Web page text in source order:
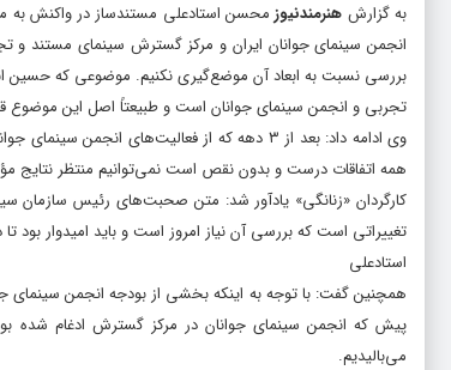
به گزارش هنرمندنیوزمحسن استادعلی مستندساز در واکنش به
انجمن سینمای جوانان ایران و مرکز گسترش سینمای مستند و
بررسی نسبت به ابعاد آن موضع‌گیری نکنیم. موضوعی که حسین
تجربی و انجمن سینمای جوانان است و طبیعتاً اصل این موضوع
وی ادامه داد: بعد از ۳ دهه که از فعالیت‌های
همه اتفاقات درست و بدون نقص است نمی‌توانیم منتظر نتایج
تغییراتی است که بررسی آن نیاز امروز است و باید امیدوار بود
استادعلی
همچنین گفت: با توجه به اینکه بخشی از بودجه انجمن
پیش که انجمن سینمای جوانان در مرکز گسترش ادغام شده
می‌بالیدیم.